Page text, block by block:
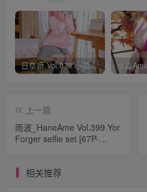
日奈娇 Vol.079 小孤独 [134P-1.84GB]
上一篇
雨波_HaneAme Vol.399 Yor
Forger selfie set [67P-
相关推荐